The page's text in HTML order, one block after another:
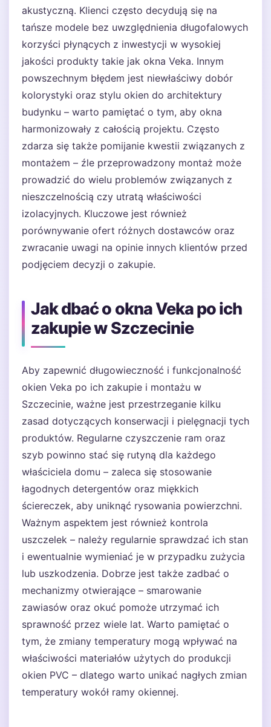
akustyczną. Klienci często decydują się na
tańsze modele bez uwzględnienia długofalowych
korzyści płynących z inwestycji w wysokiej
jakości produkty takie jak okna Veka. Innym
powszechnym błędem jest niewłaściwy dobór
kolorystyki oraz stylu okien do architektury
budynku – warto pamiętać o tym, aby okna
harmonizowały z całością projektu. Często
zdarza się także pomijanie kwestii związanych z
montażem – źle przeprowadzony montaż może
prowadzić do wielu problemów związanych z
nieszczelnością czy utratą właściwości
izolacyjnych. Kluczowe jest również
porównywanie ofert różnych dostawców oraz
zwracanie uwagi na opinie innych klientów przed
podjęciem decyzji o zakupie.
Jak dbać o okna Veka po ich
zakupie w Szczecinie
Aby zapewnić długowieczność i funkcjonalność
okien Veka po ich zakupie i montażu w
Szczecinie, ważne jest przestrzeganie kilku
zasad dotyczących konserwacji i pielęgnacji tych
produktów. Regularne czyszczenie ram oraz
szyb powinno stać się rutyną dla każdego
właściciela domu – zaleca się stosowanie
łagodnych detergentów oraz miękkich
ściereczek, aby uniknąć rysowania powierzchni.
Ważnym aspektem jest również kontrola
uszczelek – należy regularnie sprawdzać ich stan
i ewentualnie wymieniać je w przypadku zużycia
lub uszkodzenia. Dobrze jest także zadbać o
mechanizmy otwierające – smarowanie
zawiasów oraz okuć pomoże utrzymać ich
sprawność przez wiele lat. Warto pamiętać o
tym, że zmiany temperatury mogą wpływać na
właściwości materiałów użytych do produkcji
okien PVC – dlatego warto unikać nagłych zmian
temperatury wokół ramy okiennej.